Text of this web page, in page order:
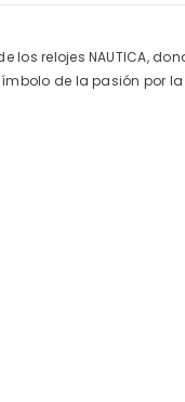
los relojes NAUTICA,
de la pasión por la